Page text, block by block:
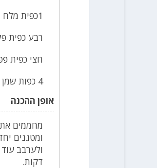
1כפית מלח
רבע כפית
חצי כפית
4 כפות שמן זית
אופן ההכנה
מחממים
ומטגנים
ולערבב
דקות.